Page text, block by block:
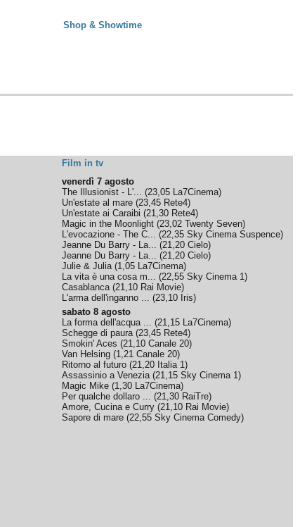
Shop & Showtime
Film in tv
venerdì 7 agosto
The Illusionist - L'... (23,05 La7Cinema)
Un'estate al mare (23,45 Rete4)
Un'estate ai Caraibi (21,30 Rete4)
Magic in the Moonlight (23,02 Twenty Seven)
L'evocazione - The C... (22,35 Sky Cinema Suspence)
Jeanne Du Barry - La... (21,20 Cielo)
Jeanne Du Barry - La... (21,20 Cielo)
Julie & Julia(1,05 La7Cinema)
La vita è una cosa m... (22,55 Sky Cinema 1)
Casablanca(21,10 Rai Movie)
L'arma dell'inganno ... (23,10 Iris)
sabato 8 agosto
La forma dell'acqua ... (21,15 La7Cinema)
Schegge di paura(23,45 Rete4)
Smokin' Aces (21,10 Canale 20)
Van Helsing (1,21 Canale 20)
Ritorno al futuro (21,20 Italia 1)
Assassinio a Venezia(21,15 Sky Cinema 1)
Magic Mike (1,30 La7Cinema)
Per qualche dollaro ... (21,30 RaiTre)
Amore, Cucina e Curry (21,10 Rai Movie)
Sapore di mare (22,55 Sky Cinema Comedy)